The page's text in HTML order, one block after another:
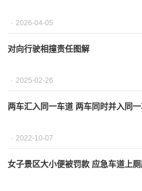
2026-04-05
对向行驶相撞责任图解
2025-02-26
两车汇入同一车道 两车同时并入同
2022-10-07
女子景区大小便被罚款 应急车道上